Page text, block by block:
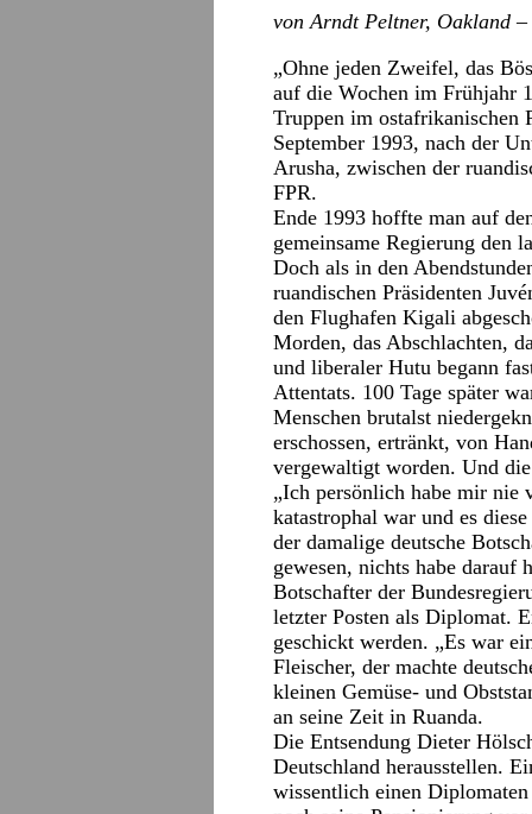
von Arndt Peltner, Oakland
„Ohne jeden Zweifel, das
auf die Wochen im Frühjahr
Truppen im ostafrikanischen
September 1993, nach der
Arusha, zwischen der
FPR.
Ende 1993 hoffte man auf
gemeinsame Regierung den
Doch als in den
ruandischen Präsidenten
den Flughafen Kigali
Morden, das Abschlachten,
und liberaler Hutu begann
Attentats. 100 Tage später
Menschen brutalst
erschossen, ertränkt, von
vergewaltigt worden. Und
„Ich persönlich habe mir nie
katastrophal war und es
der damalige deutsche
gewesen, nichts habe darauf
Botschafter der
letzter Posten als Diplomat.
geschickt werden. „Es war
Fleischer, der machte
kleinen Gemüse- und
an seine Zeit in Ruanda.
Die Entsendung Dieter
Deutschland herausstellen.
wissentlich einen